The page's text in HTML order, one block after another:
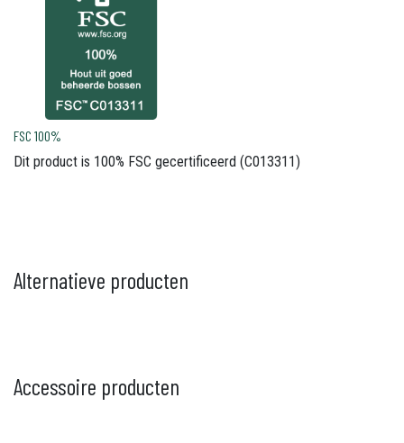
FSC 100%
Dit product is 100% FSC gecertificeerd (C013311)
Alternatieve producten
Accessoire producten